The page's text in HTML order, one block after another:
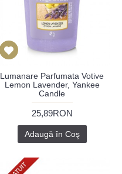
Lumanare Parfumata Votive
Lemon Lavender, Yankee
Candle
25,89RON
Adaugă în Coş